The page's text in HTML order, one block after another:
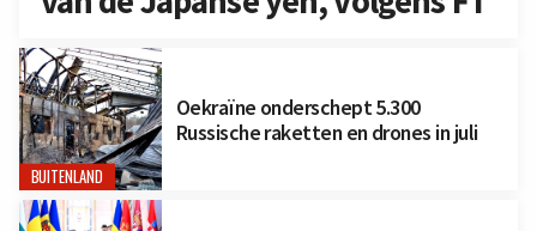
BUITENLAND
Oekraïne onderschept 5.300
Russische raketten en drones in juli